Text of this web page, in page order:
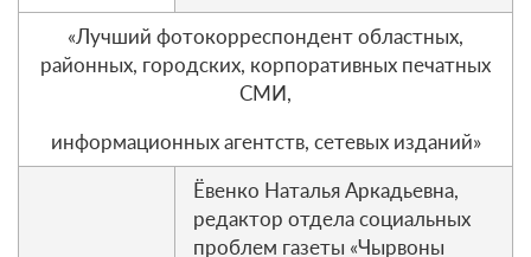
«Лучший фотокорреспондент областных,
районных, городских, корпоративных печатных
СМИ,
информационных агентств, сетевых изданий»
Ёвенко Наталья Аркадьевна,
редактор отдела социальных
проблем газеты «Чырвоны